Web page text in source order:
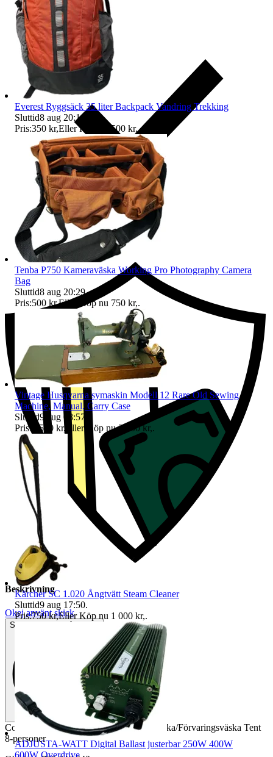
Ersättning om du inte får din vara
Beskrivning
Okej använt skick
Synliga tecken på slitage
Coleman Cortes Octagon Tält med bärväska/Förvaringsväska Tent
8-personer
Everest Ryggsäck 35 liter Backpack Vandring Trekking
Sluttid8 aug 20:11
Pris:350 kr,Eller Köp nu 500 kr,.
Tenba P750 Kameraväska Working Pro Photography Camera
Bag
Sluttid8 aug 20:29.
Pris:500 kr,Eller Köp nu 750 kr,.
Vintage Husqvarna symaskin Modell 12 Rare Old Sewing
Machine, Manual, Carry Case
Sluttid9 aug 08:57
Pris:
1 500 kr, Eller Köp nu 2 500 kr,.
Kärcher SC 1.020 Ångtvätt Steam Cleaner
Sluttid9 aug 17:50.
Pris:750 kr,Eller Köp nu 1 000 kr,.
ADJUSTA-WATT Digital Ballast justerbar 250W 400W
600W Overdrive